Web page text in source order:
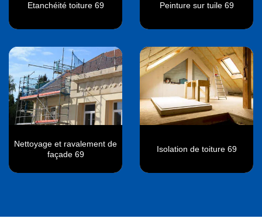
Etanchéité toiture 69 Peinture sur tuile 69
Nettoyage et ravalement de
façade 69
Isolation de toiture 69